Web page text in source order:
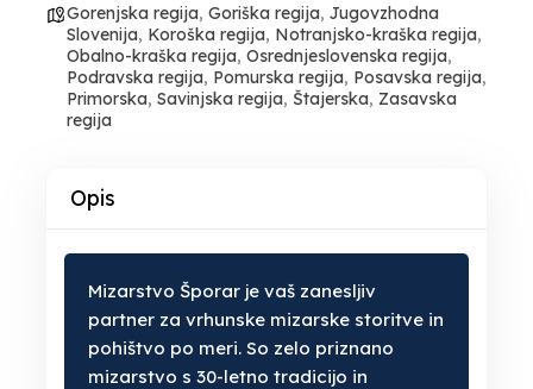
Gorenjska regija, Goriška regija, Jugovzhodna
Slovenija, Koroška regija, Notranjsko-kraška regija,
Obalno-kraška regija, Osrednjeslovenska regija,
Podravska regija, Pomurska regija, Posavska regija,
Primorska, Savinjska regija, Štajerska, Zasavska
regija
Opis
Mizarstvo Šporar je vaš zanesljiv
partner za vrhunske mizarske storitve in
pohištvo po meri. So zelo priznano
mizarstvo s 30-letno tradicijo in